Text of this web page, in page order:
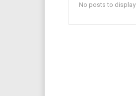
No posts to display